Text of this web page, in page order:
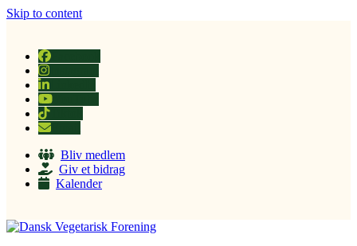
Skip to content
Tiktok
Bliv medlem
Giv et bidrag
Kalender